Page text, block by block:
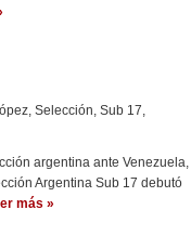
, Selección, Sub 17,
argentina ante Venezuela,
Argentina Sub 17 debutó
más »